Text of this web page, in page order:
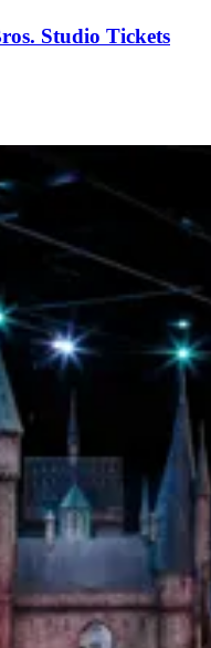
Studio Tickets